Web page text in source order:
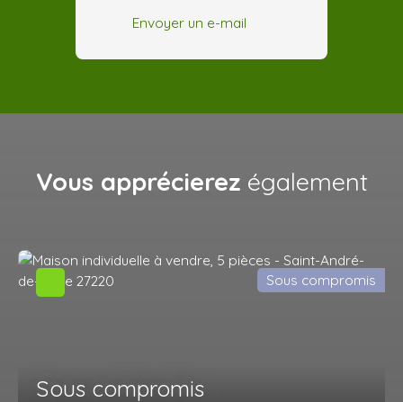
Envoyer un e-mail
Vous apprécierez également
Sous compromis
Sous compromis